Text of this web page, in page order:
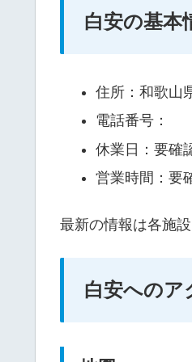
白安の基本
住所：和歌山
電話番号：
休業日：要確
営業時間：要
最新の情報は各施
白安へのア